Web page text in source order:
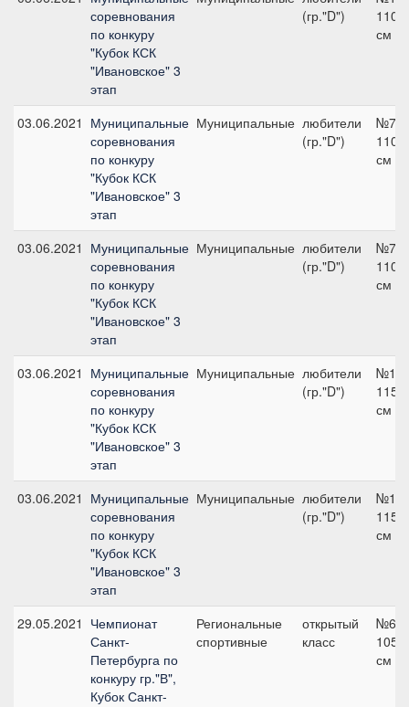
соревнования
по конкуру
"Кубок КСК
"Ивановское" 3
этап
(гр."D")
110
см
03.06.2021 Муниципальные
соревнования
по конкуру
"Кубок КСК
"Ивановское" 3
этап
Муниципальные любители
(гр."D")
№7,
110
см
03.06.2021 Муниципальные
соревнования
по конкуру
"Кубок КСК
"Ивановское" 3
этап
Муниципальные любители
(гр."D")
№7,
110
см
03.06.2021 Муниципальные
соревнования
по конкуру
"Кубок КСК
"Ивановское" 3
этап
Муниципальные любители
(гр."D")
№19,
115
см
03.06.2021 Муниципальные
соревнования
по конкуру
"Кубок КСК
"Ивановское" 3
этап
Муниципальные любители
(гр."D")
№19,
115
см
29.05.2021 Чемпионат
Санкт-
Петербурга по
конкуру гр."В",
Кубок Санкт-
Региональные
спортивные
открытый
класс
105
см